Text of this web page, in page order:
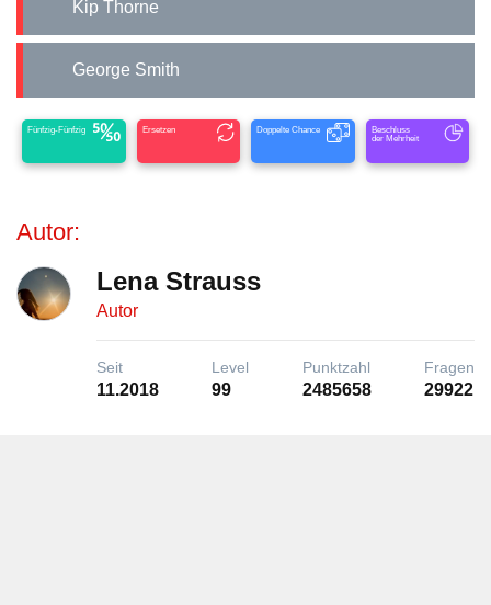
Kip Thorne
George Smith
Fünfzig-Fünfzig Ersetzen Doppelte Chance
Beschluss
der Mehrheit
Autor:
Lena Strauss
Autor
Seit
11.2018
Level
99
Punktzahl
2485658
Fragen
29922